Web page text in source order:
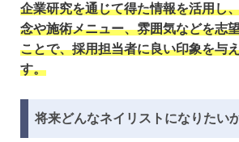
企業研究を通じて得た情報を活用し
念や施術メニュー、雰囲気などを志
ことで、採用担当者に良い印象を与
す。
将来どんなネイリストになりたい